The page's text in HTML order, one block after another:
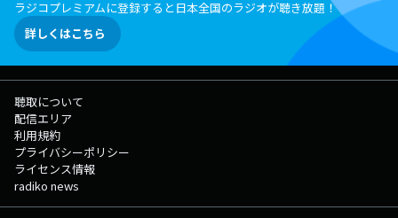
ラジコプレミアムに登録すると日本全国のラジオが聴き放題！
詳しくはこちら
聴取について
配信エリア
利用規約
プライバシーポリシー
ライセンス情報
radiko news